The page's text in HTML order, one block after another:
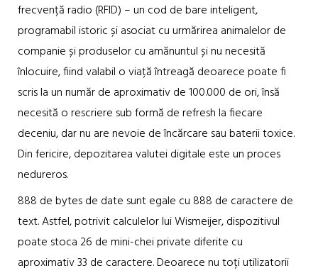
frecvență radio (RFID) – un cod de bare inteligent,
programabil istoric și asociat cu urmărirea animalelor de
companie și produselor cu amănuntul și nu necesită
înlocuire, fiind valabil o viață întreagă deoarece poate fi
scris la un număr de aproximativ de 100.000 de ori, însă
necesită o rescriere sub formă de refresh la fiecare
deceniu, dar nu are nevoie de încărcare sau baterii toxice.
Din fericire, depozitarea valutei digitale este un proces
nedureros.
888 de bytes de date sunt egale cu 888 de caractere de
text. Astfel, potrivit calculelor lui Wismeijer, dispozitivul
poate stoca 26 de mini-chei private diferite cu
aproximativ 33 de caractere. Deoarece nu toți utilizatorii